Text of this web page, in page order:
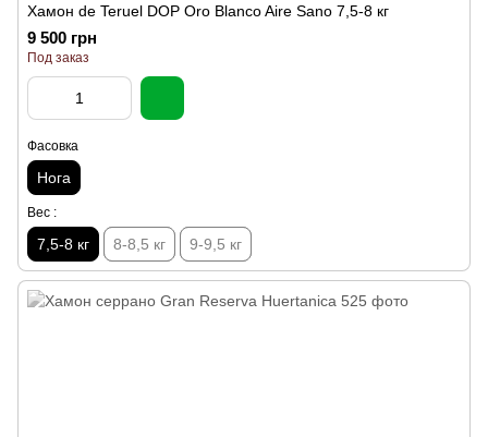
Хамон de Teruel DOP Oro Blanco Aire Sano 7,5-8 кг
9 500 грн
Под заказ
Фасовка
Нога
Вес :
7,5-8 кг 8-8,5 кг 9-9,5 кг